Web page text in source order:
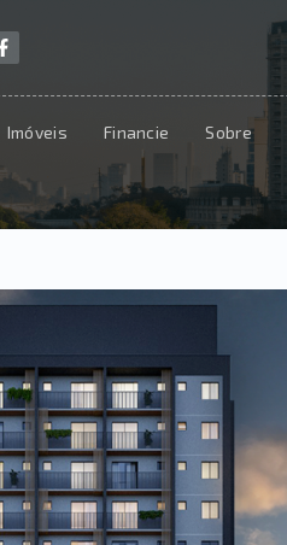
Imóveis Financie Sobre